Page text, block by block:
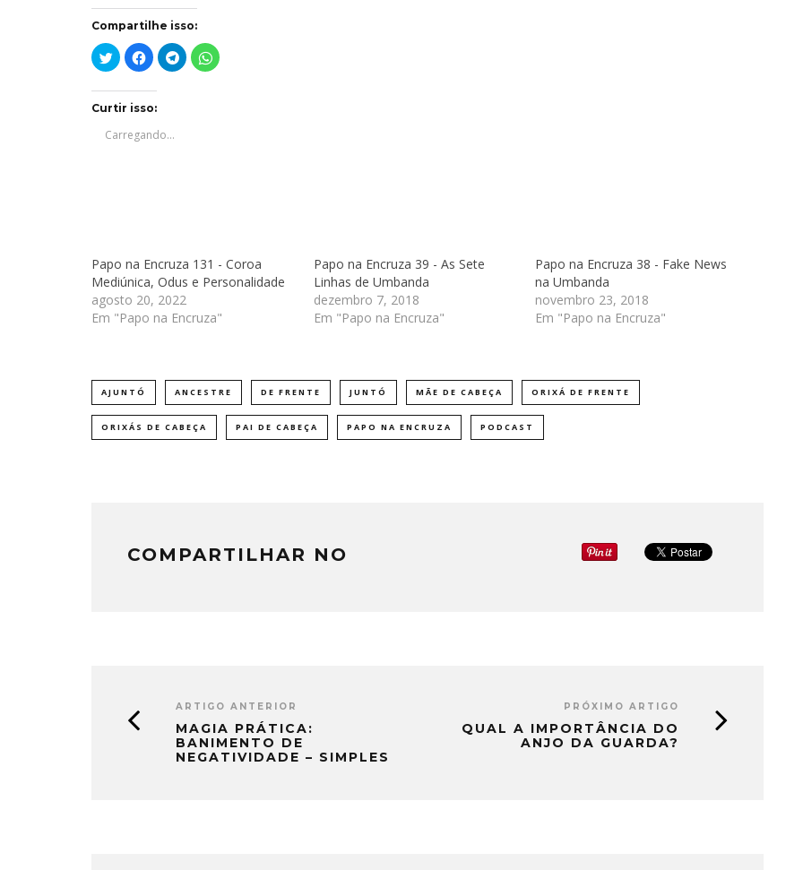
Compartilhe isso:
Clique
para
compartilhar
em
janela)
Clique
para
compartilhar
em
janela)
Clique
para
compartilhar
Clique
para
Curtir isso:
Carregando...
Papo na Encruza 131 - Coroa
Mediúnica, Odus e Personalidade
agosto 20, 2022
Em "Papo na Encruza"
Papo na Encruza 39 - As Sete
Linhas de Umbanda
dezembro 7, 2018
Em "Papo na Encruza"
Papo na Encruza 38 - Fake News
na Umbanda
novembro 23, 2018
Em "Papo na Encruza"
AJUNTÓ ANCESTRE DE FRENTE JUNTÓ MÃE DE CABEÇA ORIXÁ DE FRENTE
ORIXÁS DE CABEÇA PAI DE CABEÇA PAPO NA ENCRUZA PODCAST
COMPARTILHAR NO
ARTIGO ANTERIOR
MAGIA PRÁTICA:
BANIMENTO DE
NEGATIVIDADE – SIMPLES
PRÓXIMO ARTIGO
QUAL A IMPORTÂNCIA DO
ANJO DA GUARDA?